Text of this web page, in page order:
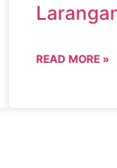
READ MORE »